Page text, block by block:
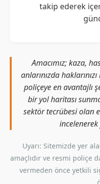
takip ederek
Amacımız; kaza,
anlarınızda
poliçeye en avantajlı
bir yol haritası
sektör tecrübesi olan
incelenerek
Uyarı: Sitemizde yer
amaçlıdır ve resmi poliçe
vermeden önce yetkili